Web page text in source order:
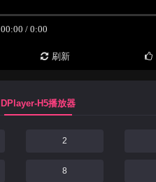
刷新
DPlayer-H5播放器
2
8